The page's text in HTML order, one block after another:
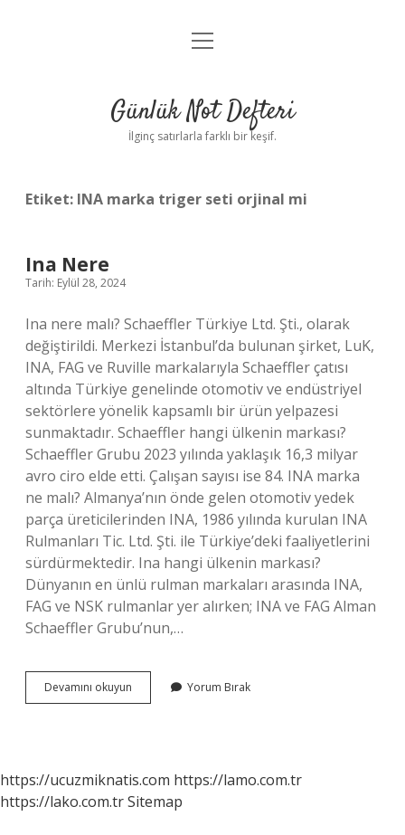
Anasayfa
Yasal Uyarı
menüyü
Günlük Not Defteri
İlginç satırlarla farklı bir keşif.
Etiket: INA marka triger seti orjinal mi
Ina Nere
Tarih: Eylül 28, 2024
Ina nere malı? Schaeffler Türkiye Ltd. Şti., olarak
değiştirildi. Merkezi İstanbul’da bulunan şirket, LuK,
INA, FAG ve Ruville markalarıyla Schaeffler çatısı
altında Türkiye genelinde otomotiv ve endüstriyel
sektörlere yönelik kapsamlı bir ürün yelpazesi
sunmaktadır. Schaeffler hangi ülkenin markası?
Schaeffler Grubu 2023 yılında yaklaşık 16,3 milyar
avro ciro elde etti. Çalışan sayısı ise 84. INA marka
ne malı? Almanya’nın önde gelen otomotiv yedek
parça üreticilerinden INA, 1986 yılında kurulan INA
Rulmanları Tic. Ltd. Şti. ile Türkiye’deki faaliyetlerini
sürdürmektedir. Ina hangi ülkenin markası?
Dünyanın en ünlü rulman markaları arasında INA,
FAG ve NSK rulmanlar yer alırken; INA ve FAG Alman
Schaeffler Grubu’nun,…
Devamını okuyun
Nere
Yorum Bırak
https://ucuzmiknatis.com https://lamo.com.tr
https://lako.com.trSitemap